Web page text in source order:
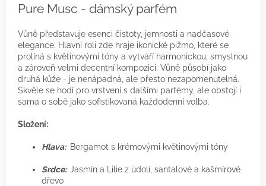
Pure Musc - dámský parfém
Vůně představuje esenci čistoty, jemnosti a nadčasové
elegance. Hlavní roli zde hraje ikonické pižmo, které se
prolíná s květinovými tóny a vytváří harmonickou, smyslnou
a zároveň velmi decentní kompozici. Vůně působí jako
druhá kůže - je nenápadná, ale přesto nezapomenutelná.
Skvěle se hodí pro vrstvení s dalšími parfémy, ale obstojí i
sama o sobě jako sofistikovaná každodenní volba.
Složení:
Hlava: Bergamot s krémovými květinovými tóny
Srdce: Jasmín a Lilie z údolí, santalové a kašmírové
dřevo